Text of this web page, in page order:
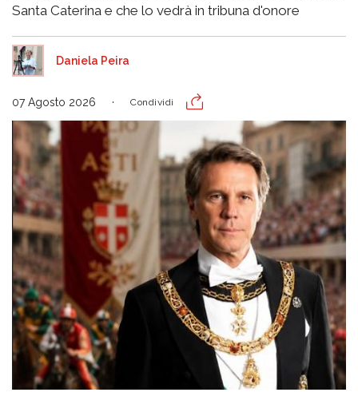
Santa Caterina e che lo vedrà in tribuna d'onore
Daniela Peira
07 Agosto 2026 Condividi